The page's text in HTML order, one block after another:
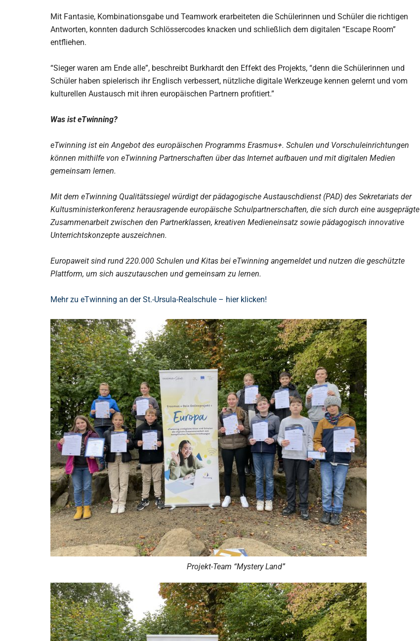
Mit Fantasie, Kombinationsgabe und Teamwork erarbeiteten die Schülerinnen und Schüler die richtigen
Antworten, konnten dadurch Schlössercodes knacken und schließlich dem digitalen “Escape Room”
entfliehen.
“Sieger waren am Ende alle”, beschreibt Burkhardt den Effekt des Projekts, “denn die Schülerinnen und
Schüler haben spielerisch ihr Englisch verbessert, nützliche digitale Werkzeuge kennen gelernt und vom
kulturellen Austausch mit ihren europäischen Partnern profitiert.”
Was ist eTwinning?
eTwinning ist ein Angebot des europäischen Programms Erasmus+. Schulen und Vorschuleinrichtungen
können mithilfe von eTwinning Partnerschaften über das Internet aufbauen und mit digitalen Medien
gemeinsam lernen.
Mit dem eTwinning Qualitätssiegel würdigt der pädagogische Austauschdienst (PAD) des Sekretariats der
Kultusministerkonferenz herausragende europäische Schulpartnerschaften, die sich durch eine ausgeprägte
Zusammenarbeit zwischen den Partnerklassen, kreativen Medieneinsatz sowie pädagogisch innovative
Unterrichtskonzepte auszeichnen.
Europaweit sind rund 220.000 Schulen und Kitas bei eTwinning angemeldet und nutzen die geschützte
Plattform, um sich auszutauschen und gemeinsam zu lernen.
Mehr zu eTwinning an der St.-Ursula-Realschule – hier klicken!
Projekt-Team “Mystery Land”